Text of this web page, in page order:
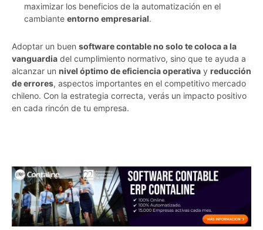
maximizar los beneficios de la automatización en el
cambiante entorno empresarial.
Adoptar un buen software contable no solo te coloca a la
vanguardia del cumplimiento normativo, sino que te ayuda a
alcanzar un nivel óptimo de eficiencia operativa y reducción
de errores, aspectos importantes en el competitivo mercado
chileno. Con la estrategia correcta, verás un impacto positivo
en cada rincón de tu empresa.